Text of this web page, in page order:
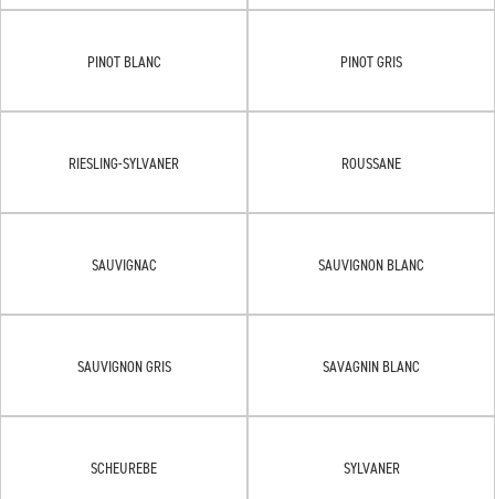
PINOT BLANC PINOT GRIS
RIESLING-SYLVANER ROUSSANE
SAUVIGNAC SAUVIGNON BLANC
SAUVIGNON GRIS SAVAGNIN BLANC
SCHEUREBE SYLVANER